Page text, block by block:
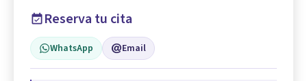
Reserva tu cita
WhatsApp Email